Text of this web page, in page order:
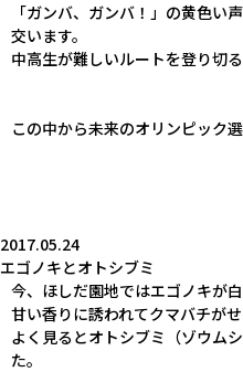
「ガンバ、ガンバ！」の黄色い
交います。
中高生が難しいルートを登り切
この中から未来のオリンピック
2017.05.24
エゴノキとオトシブミ
今、ほしだ園地ではエゴノキが
甘い香りに誘われてクマバチが
よく見るとオトシブミ（ゾウム
た。